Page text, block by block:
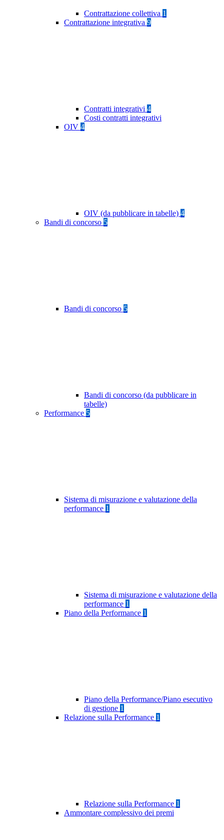
Contrattazione collettiva 1
Contrattazione integrativa 9
Contratti integrativi 4
Costi contratti integrativi
OIV 4
OIV (da pubblicare in tabelle) 4
Bandi di concorso 5
Bandi di concorso 5
Bandi di concorso (da pubblicare in
tabelle)
Performance 5
Sistema di misurazione e valutazione della
performance 1
Sistema di misurazione e valutazione della
performance 1
Piano della Performance 1
Piano della Performance/Piano esecutivo
di gestione 1
Relazione sulla Performance 1
Relazione sulla Performance 1
Ammontare complessivo dei premi